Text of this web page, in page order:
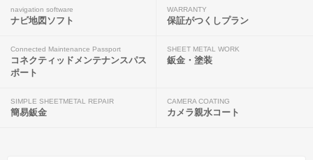
navigation software
ナビ地図ソフト
WARRANTY
保証がつくしプラン
Connected Maintenance Passport
コネクティッドメンテナンスパス
ポート
SHEET METAL WORK
鈑金・塗装
SIMPLE SHEETMETAL REPAIR
簡易鈑金
CAMERA COATING
カメラ親水コート